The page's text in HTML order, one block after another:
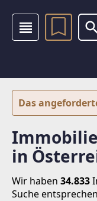
Das
in
Wir haben 34.833
Suche